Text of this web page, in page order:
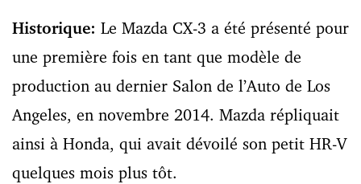
Historique: Le Mazda CX-3 a été présenté pour
une première fois en tant que modèle de
production au dernier Salon de l’Auto de Los
Angeles, en novembre 2014. Mazda répliquait
ainsi à Honda, qui avait dévoilé son petit HR-V
quelques mois plus tôt.